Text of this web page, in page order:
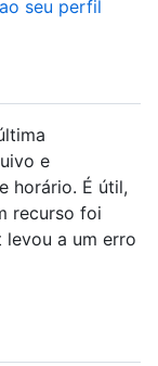
seu perfil
e
horário. É útil,
recurso foi
a um erro